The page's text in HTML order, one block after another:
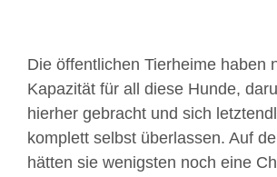
Die öffentlichen Tierheime haben
Kapazität für all diese Hunde,
hierher gebracht und sich
komplett selbst überlassen. Auf
hätten sie wenigsten noch eine